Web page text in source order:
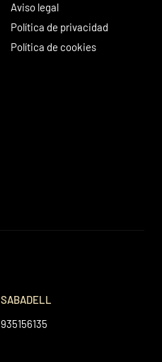
Aviso legal
Política de privacidad
Política de cookies
SABADELL
935156135